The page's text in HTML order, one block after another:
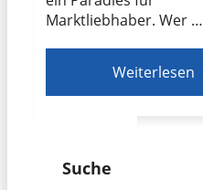
Marktliebhaber. Wer …
Weiterlesen
Suche